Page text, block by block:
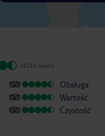
(4250 opinii)
Obsługa
Wartość
Czystość